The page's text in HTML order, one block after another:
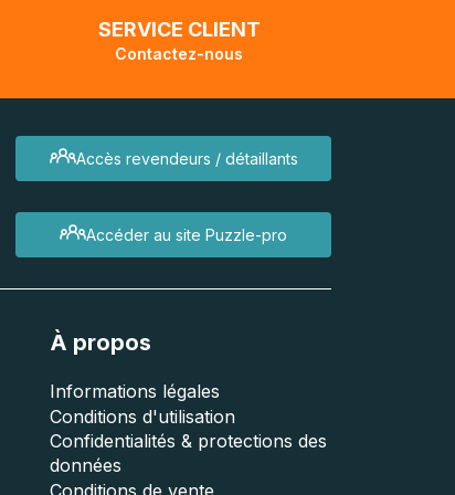
SERVICE CLIENT
Contactez-nous
Accès revendeurs / détaillants
Accéder au site Puzzle-pro
À propos
Informations légales
Conditions d'utilisation
Confidentialités & protections des
données
Conditions de vente